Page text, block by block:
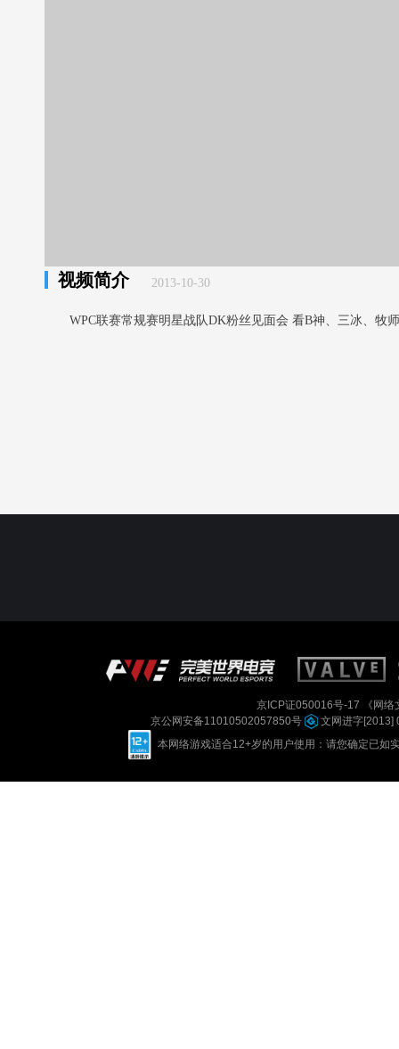
视频简介 2013-10-30
WPC联赛常规赛明星战队DK粉丝见面会 看B神、三冰、牧
京ICP证050016号-17
《网
京公网安备11010502057850号
文网进字[2013]
本网络游戏适合12+岁的用户使用：请您确定已如